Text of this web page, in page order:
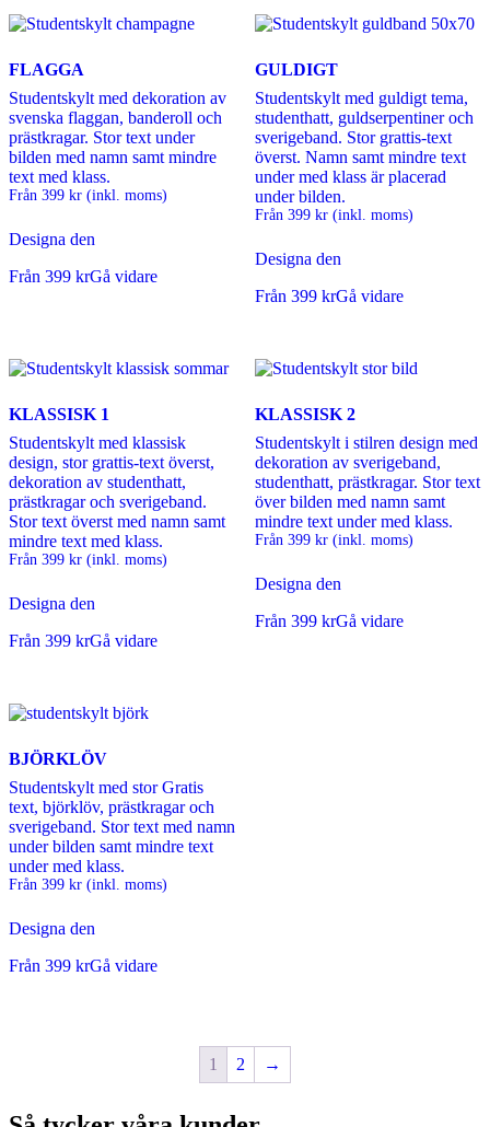
FLAGGA
Studentskylt med dekoration av
svenska flaggan, banderoll och
prästkragar. Stor text under
bilden med namn samt mindre
text med klass.
Från 399 kr (inkl. moms)
Designa den
Från 399 krGå vidare
GULDIGT
Studentskylt med guldigt tema,
studenthatt, guldserpentiner och
sverigeband. Stor grattis-text
överst. Namn samt mindre text
under med klass är placerad
under bilden.
Från 399 kr (inkl. moms)
Designa den
Från 399 krGå vidare
KLASSISK 1
Studentskylt med klassisk
design, stor grattis-text överst,
dekoration av studenthatt,
prästkragar och sverigeband.
Stor text överst med namn samt
mindre text med klass.
Från 399 kr (inkl. moms)
Designa den
Från 399 krGå vidare
KLASSISK 2
Studentskylt i stilren design med
dekoration av sverigeband,
studenthatt, prästkragar. Stor text
över bilden med namn samt
mindre text under med klass.
Från 399 kr (inkl. moms)
Designa den
Från 399 krGå vidare
BJÖRKLÖV
Studentskylt med stor Gratis
text, björklöv, prästkragar och
sverigeband. Stor text med namn
under bilden samt mindre text
under med klass.
Från 399 kr (inkl. moms)
Designa den
Från 399 krGå vidare
1 2 →